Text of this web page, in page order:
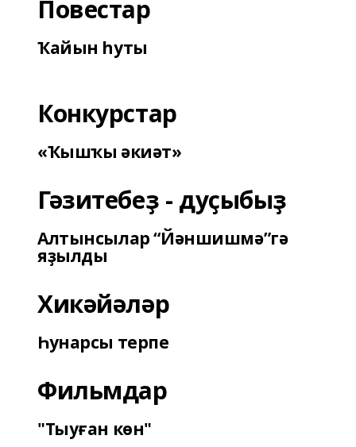
Повестар
Ҡайын һуты
Конкурстар
«Ҡышҡы әкиәт»
Гәзитебеҙ - дуҫыбыҙ
Алтынсылар “Йәншишмә”гә
яҙылды
Хикәйәләр
Һунарсы терпе
Фильмдар
"Тыуған көн"